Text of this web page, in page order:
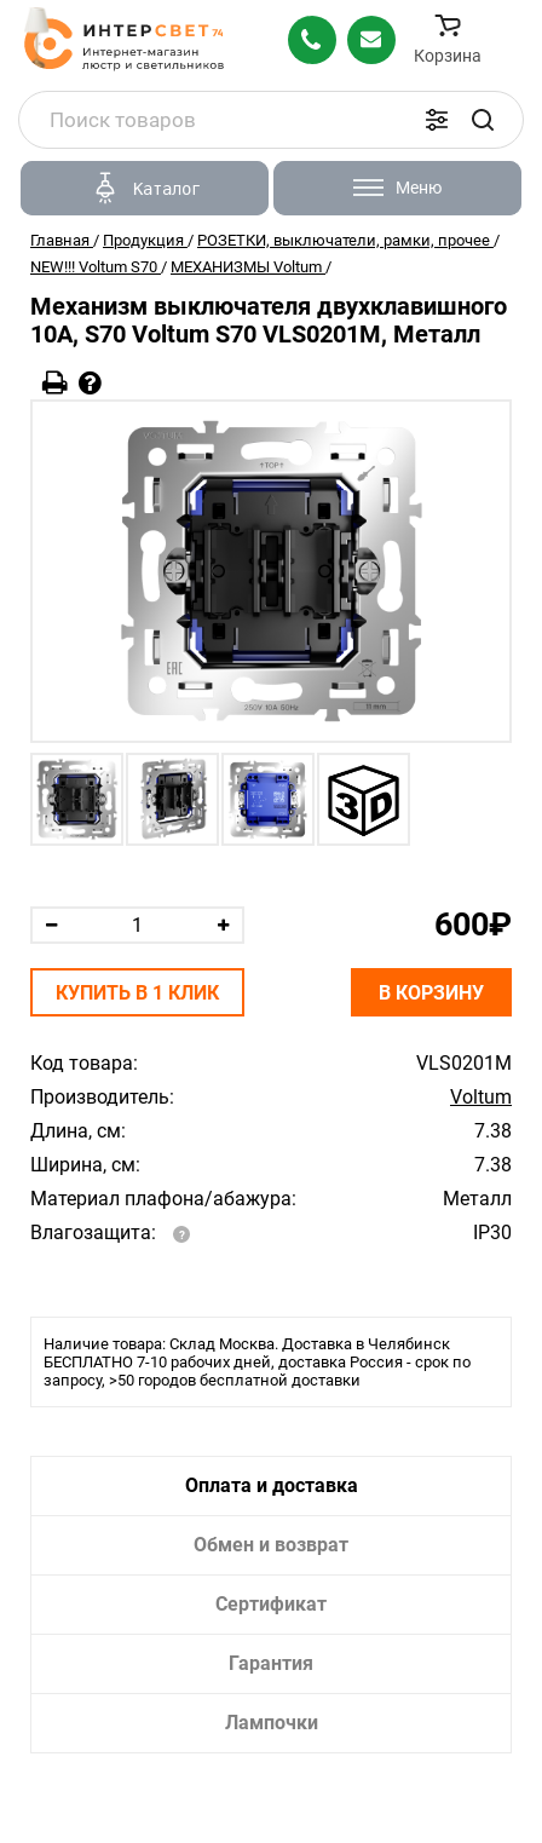
Корзина
Каталог Меню
Главная / Продукция / РОЗЕТКИ, выключатели, рамки, прочее /
NEW!!! Voltum S70 / МЕХАНИЗМЫ Voltum /
Механизм выключателя двухклавишного
10А, S70 Voltum S70 VLS0201M, Металл
Код товара:
VLS0201M
Производитель:
Voltum
Длина, см:
7.38
Ширина, см:
7.38
Материал плафона/абажура:
Металл
Влагозащита:
IP30
Наличие товара: Склад Москва. Доставка в Челябинск
БЕСПЛАТНО 7-10 рабочих дней, доставка Россия - срок по
запросу, >50 городов бесплатной доставки
600₽
КУПИТЬ В 1 КЛИК В КОРЗИНУ
Оплата и доставка
Обмен и возврат
Сертификат
Гарантия
Лампочки